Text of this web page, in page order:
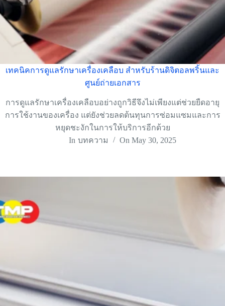
เทคนิคการดูแลรักษาเครื่องเคลือบ สำหรับร้านดิจิตอลพริ้นและ
ศูนย์ถ่ายเอกสาร
การดูแลรักษาเครื่องเคลือบอย่างถูกวิธีจึงไม่เพียงแต่ช่วยยืดอายุ
การใช้งานของเครื่อง แต่ยังช่วยลดต้นทุนการซ่อมแซมและการ
หยุดชะงักในการให้บริการอีกด้วย
In บทความ On May 30, 2025